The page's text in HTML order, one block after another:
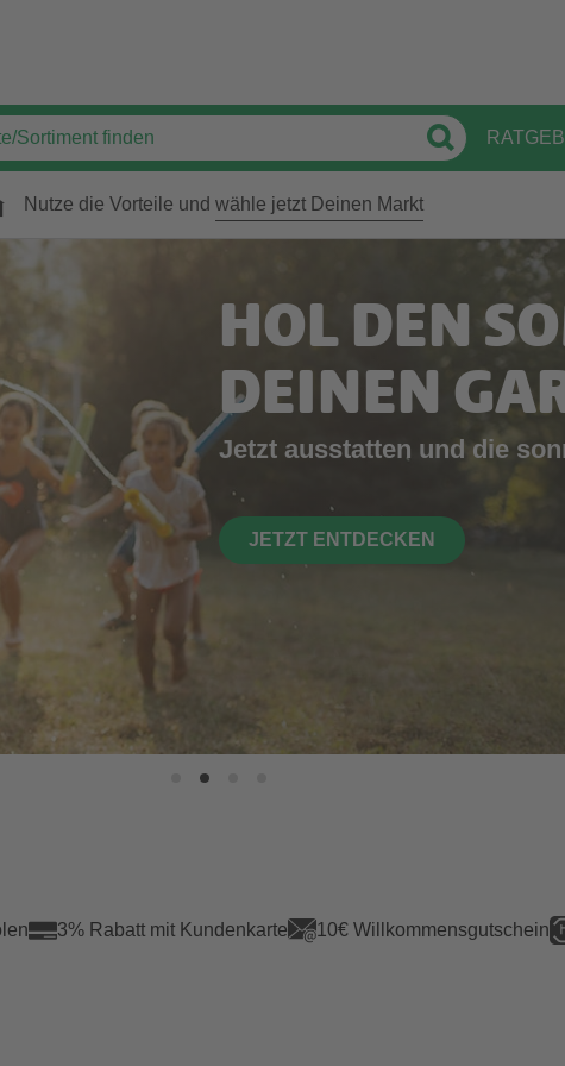
Nutze die Vorteile und wähle jetzt Deinen Markt
HOL DEN
DEINEN
Jetzt ausstatten und die
JETZT ENTDECKEN
3% Rabatt mit Kundenkarte 10€ Willkommensgutschein